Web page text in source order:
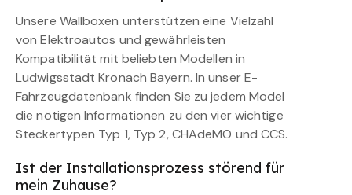
Unsere Wallboxen unterstützen eine Vielzahl
von Elektroautos und gewährleisten
Kompatibilität mit beliebten Modellen in
Ludwigsstadt Kronach Bayern. In unser E-
Fahrzeugdatenbank finden Sie zu jedem Model
die nötigen Informationen zu den vier wichtige
Steckertypen Typ 1, Typ 2, CHAdeMO und CCS.
Ist der Installationsprozess störend für
mein Zuhause?